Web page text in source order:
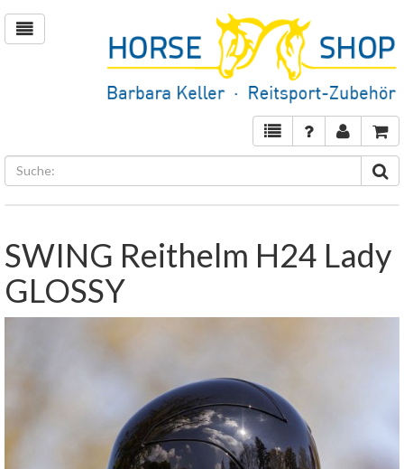
SWING Reithelm H24 Lady
GLOSSY